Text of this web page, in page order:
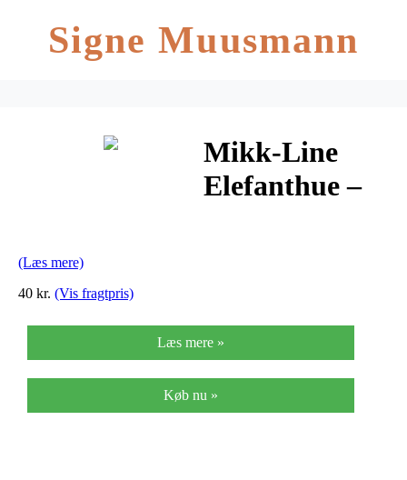
Signe Muusmann
Mikk-Line
Elefanthue –
(Læs mere)
40 kr. (Vis fragtpris)
Læs mere »
Køb nu »